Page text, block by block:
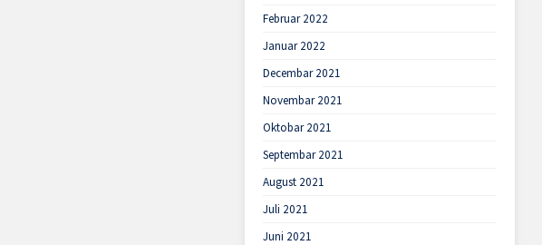
Februar 2022
Januar 2022
Decembar 2021
Novembar 2021
Oktobar 2021
Septembar 2021
August 2021
Juli 2021
Juni 2021